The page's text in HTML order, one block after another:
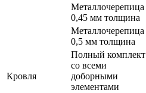
Кровля
Металлочерепица
0,45 мм толщина
Металлочерепица
0,5 мм толщина
Полный комплект
со всеми
доборными
элементами